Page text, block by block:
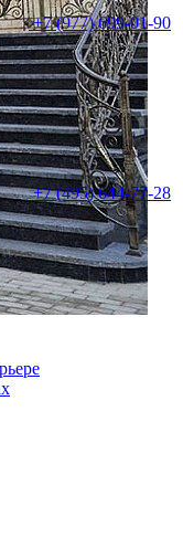
+7 (977) 699-01-90
+7 (495) 644-77-28